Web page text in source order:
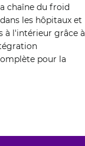
chaîne du froid
les hôpitaux et
à l'intérieur grâce à
pour la